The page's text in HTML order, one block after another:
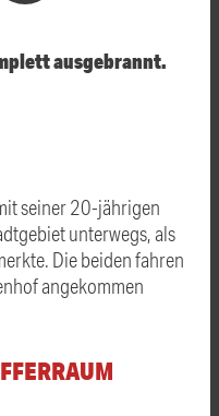
ausgebrannt.
seiner 20-jährigen
unterwegs, als
Die beiden fahren
angekommen